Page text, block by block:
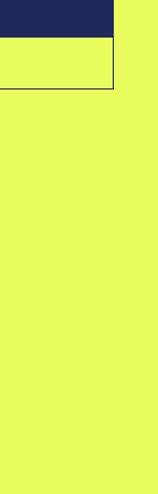
れて、ますま
リーズ。
てきましたが、
います！
事になっていま